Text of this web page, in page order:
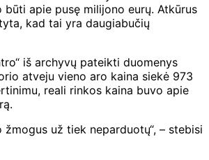
būti apie pusę milijono eurų. Atkūrus
kad tai yra daugiabučių
iš archyvų pateikti duomenys
atveju vieno aro kaina siekė 973
reali rinkos kaina buvo apie
už tiek neparduotų“, – stebisi